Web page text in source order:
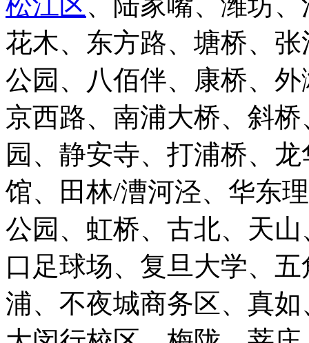
花木、东方路、塘桥、
公园、八佰伴、康桥、
京西路、南浦大桥、斜
园、静安寺、打浦桥、
馆、田林/漕河泾、华东
公园、虹桥、古北、天
口足球场、复旦大学、
浦、不夜城商务区、真